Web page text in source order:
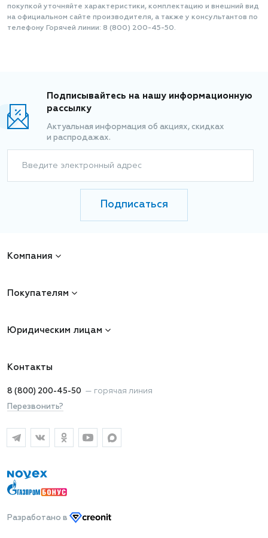
покупкой уточняйте характеристики, комплектацию и внешний вид
на официальном сайте производителя, а также у консультантов по
телефону Горячей линии: 8 (800) 200-45-50.
Подписывайтесь на нашу информационную
рассылку
Актуальная информация об акциях, скидках
и распродажах.
Введите электронный адрес
Подписаться
Компания
Покупателям
Юридическим лицам
Контакты
8 (800) 200-45-50 — горячая линия
Перезвонить?
Разработано в